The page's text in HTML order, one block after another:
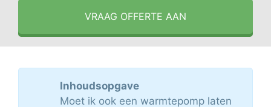
VRAAG OFFERTE AAN
Inhoudsopgave
Moet ik ook een warmtepomp laten